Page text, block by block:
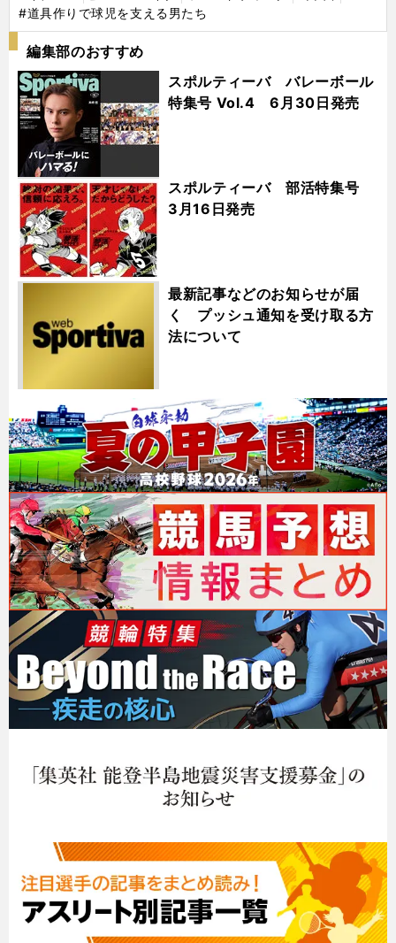
#道具作りで球児を支える男たち
編集部のおすすめ
スポルティーバ バレーボール
特集号 Vol.4 6月30日発売
スポルティーバ 部活特集号
3月16日発売
最新記事などのお知らせが届
く プッシュ通知を受け取る方
法について